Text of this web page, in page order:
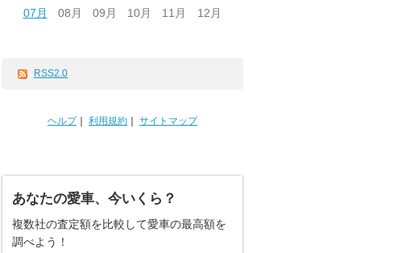
07月
08月 09月 10月 11月 12月
RSS2.0
ヘルプ｜ 利用規約 サイトマップ
あなたの愛車、今いくら？
複数社の査定額を比較して愛車の最高額を
調べよう！